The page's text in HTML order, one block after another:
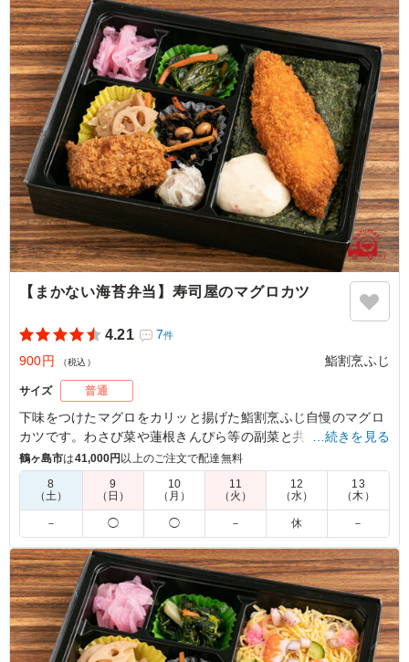
サバのみりん干しが食欲をそそりました。また是非注文し
たいお弁当です。
ご利用シーン：イベント運営›展示会
埼玉県川口市並木2024/07/10
【まかない海苔弁当】寿司屋のマグロカツ
4.21 7件
900円 （税込） 鮨割烹ふじ
サイズ 普通
下味をつけたマグロをカリッと揚げた鮨割烹ふじ自慢のマグロ
カツです。わさび菜や蓮根きんぴら等の副菜と共にお弁当にお
詰めしました。モリモリ食べられるのり弁タイプのお弁当で
す。
東京板橋会衆
定番ののり弁ですが、付け合わせの野菜も彩りよく、とて
もバランスが取れています。ガッツリ食べたい人には好評
でした。肉ではなく魚の主菜を好む少し大人な方にお勧め
です。
ご利用シーン：会議・セミナー›セミナー
東京都練馬区高松2023/01/13
…続きを見る
鶴ヶ島市は41,000円 以上のご注文で配達無料
8
（土）
9
（日）
10
（月）
11
（火）
12
（水）
13
（木）
－ ◯ ◯ － 休 －